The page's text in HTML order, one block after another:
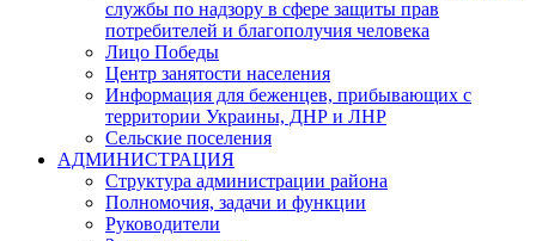
службы по надзору в сфере защиты прав
потребителей и благополучия человека
Лицо Победы
Центр занятости населения
Информация для беженцев, прибывающих с
территории Украины, ДНР и ЛНР
Сельские поселения
АДМИНИСТРАЦИЯ
Структура администрации района
Полномочия, задачи и функции
Руководители